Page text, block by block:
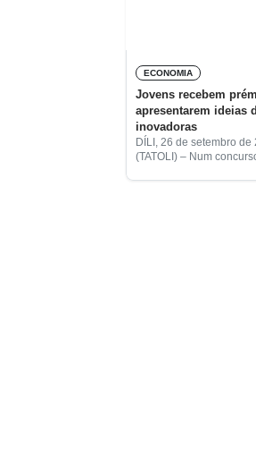
ECONOMIA
Jovens recebem
apresentarem ideias
inovadoras
DÍLI, 26 de setembro de
(TATOLI) – Num